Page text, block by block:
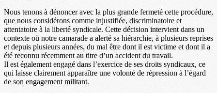
Nous tenons à dénoncer avec la plus grande fermeté cette procédure,
que nous considérons comme injustifiée, discriminatoire et
attentatoire à la liberté syndicale. Cette décision intervient dans un
contexte où notre camarade a alerté sa hiérarchie, à plusieurs reprises
et depuis plusieurs années, du mal être dont il est victime et dont il a
été reconnu récemment au titre d’un accident du travail.
Il est également engagé dans l’exercice de ses droits syndicaux, ce
qui laisse clairement apparaître une volonté de répression à l’égard
de son engagement militant.